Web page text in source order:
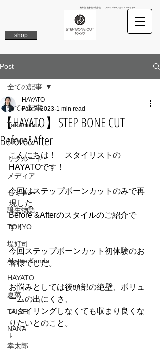
南青山 表参道の美容院 ステップボーンカットトーキョー
shop
Post
全ての記事
Takamitsu
NEWS
リクルート
メディア
セミナー
誕生物語
TOKYO
堤好司
Akane Kanda
HAYATO
夏菜
TAISEI
NANA
幸太郎
全ての記事
【HAYATO】STEP BONE CUT
Before&After
HAYATO
Feb 7, 2023 1 min read
こんにちは！　スタイリストの
HAYATOです！
今回はステップボーンカットのみで再
現した
Before &Afterのスタイルのご紹介で
す！
今回ステップボーンカット初体験のお
客様でした。
お悩みとしては後頭部の絶壁、ボリュ
ームの出にくさ、
スタイリングしなくても収まり良くな
りたいとのこと。
↓